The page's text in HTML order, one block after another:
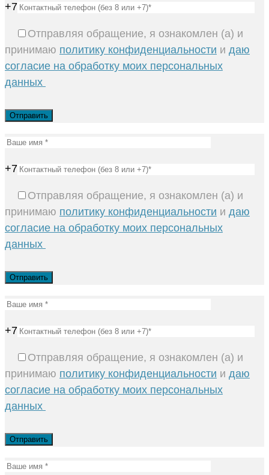
+7
Отправляя обращение, я ознакомлен (а) и
принимаю политику конфиденциальности и даю
согласие на обработку моих персональных
данных
+7
Отправляя обращение, я ознакомлен (а) и
принимаю политику конфиденциальности и даю
согласие на обработку моих персональных
данных
+7
Отправляя обращение, я ознакомлен (а) и
принимаю политику конфиденциальности и даю
согласие на обработку моих персональных
данных